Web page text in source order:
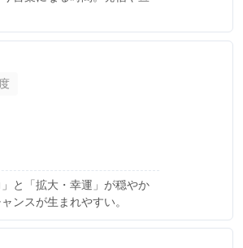
」と「拡大・幸運」が穏やか
ンスが生まれやすい。